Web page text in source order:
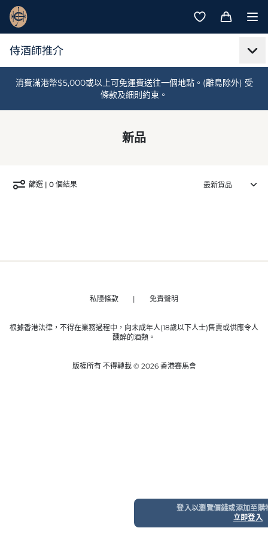
消費滿港幣$5,000或以上可免運費送往一個地點。(離島除外) 受
條款及細則約束。
新品
篩選 | 0 個結果
私隱條款 免責聲明
根據香港法律，不得在業務過程中，向未成年人(18歲以下人士)售賣或供應令人
醺醉的酒類。
版權所有 不得轉載 © 2026 香港賽馬會
登入以瀏覽價錢或添加至購
立即登入